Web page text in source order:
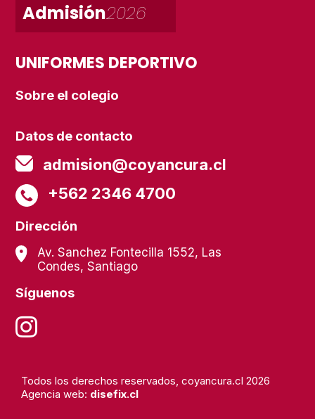
Admisión2026
UNIFORMES DEPORTIVO
Sobre el colegio
Datos de contacto
admision@coyancura.cl
+562 2346 4700
Dirección
Av. Sanchez Fontecilla 1552, Las
Condes, Santiago
Síguenos
Todos los derechos reservados, coyancura.cl 2026
Agencia web: disefix.cl